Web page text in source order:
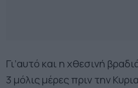
Γι’αυτό και η χθεσινή
3 μόλις μέρες πριν την